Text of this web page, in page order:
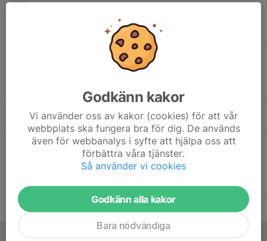
Rasmus Andersson
39. Teodor Ekman
15. Theo Espmark
Godkänn kakor
Vi använder oss av kakor (cookies) för att vår
webbplats ska fungera bra för dig. De används
även för webbanalys i syfte att hjälpa oss att
förbättra våra tjänster.
Så använder vi cookies
Godkänn alla kakor
Bara nödvändiga